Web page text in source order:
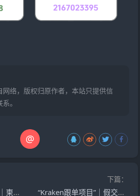
网络，版权归原作者，本站只提供信
。
@
龙铭策选（智汇社）｜柬埔寨杀猪盘最后的谎言：反诈博主救不了你，自己去派出所还能救自己
下篇：
“Kraken跟单项目”｜假交易所真传销，邀新返佣+团队奖金榨干你最后一分钱